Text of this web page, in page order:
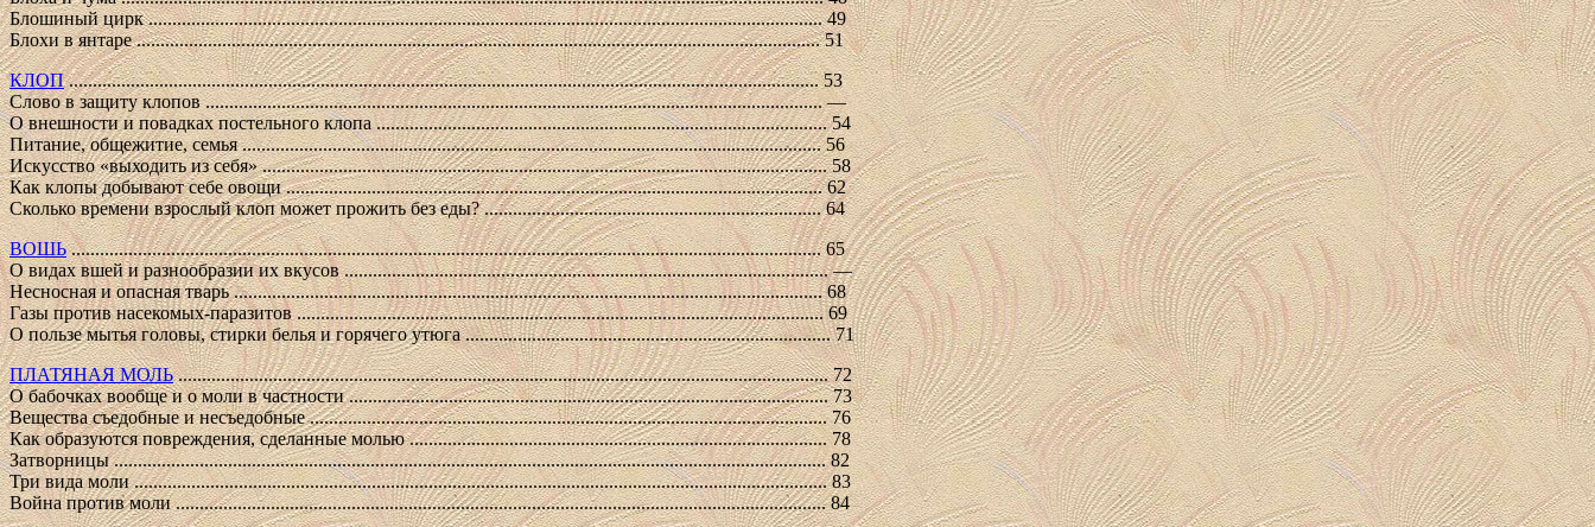
Блошиный цирк .............................................................................................................................................. 49
Блохи в янтаре ................................................................................................................................................ 51
КЛОП.............................................................................................................................................................. 53
Слово в защиту клопов .................................................................................................................................. —
О внешности и повадках постельного клопа ............................................................................................... 54
Питание, общежитие, семья .......................................................................................................................... 56
Искусство «выходить из себя» ....................................................................................................................... 58
Как клопы добывают себе овощи ................................................................................................................. 62
Сколько времени взрослый клоп может прожить без еды? ....................................................................... 64
ВОШЬ.............................................................................................................................................................. 65
О видах вшей и разнообразии их вкусов ...................................................................................................... —
Несносная и опасная тварь ............................................................................................................................ 68
Газы против насекомых-паразитов ............................................................................................................... 69
О пользе мытья головы, стирки белья и горячего утюга ............................................................................. 71
ПЛАТЯНАЯ МОЛЬ......................................................................................................................................... 72
О бабочках вообще и о моли в частности ..................................................................................................... 73
Вещества съедобные и несъедобные ............................................................................................................. 76
Как образуются повреждения, сделанные молью ........................................................................................ 78
Затворницы ...................................................................................................................................................... 82
Три вида моли .................................................................................................................................................. 83
Война против моли ......................................................................................................................................... 84